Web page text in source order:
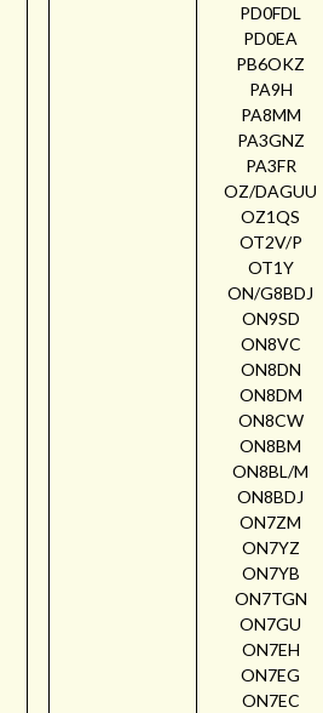
PD0FDL
PD0EA
PB6OKZ
PA9H
PA8MM
PA3GNZ
PA3FR
OZ/DAGUU
OZ1QS
OT2V/P
OT1Y
ON/G8BDJ
ON9SD
ON8VC
ON8DN
ON8DM
ON8CW
ON8BM
ON8BL/M
ON8BDJ
ON7ZM
ON7YZ
ON7YB
ON7TGN
ON7GU
ON7EH
ON7EG
ON7EC